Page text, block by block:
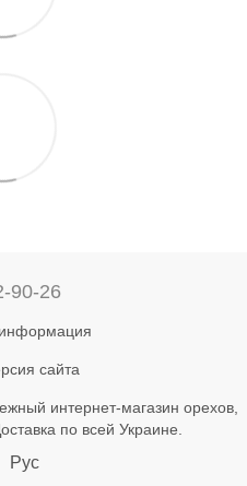
90-26
сайта
интернет-магазин орехов,
по всей Украине.
Рус